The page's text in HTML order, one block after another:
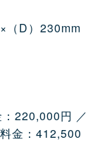
（D）230mm
220,000円 ／
金：412,500